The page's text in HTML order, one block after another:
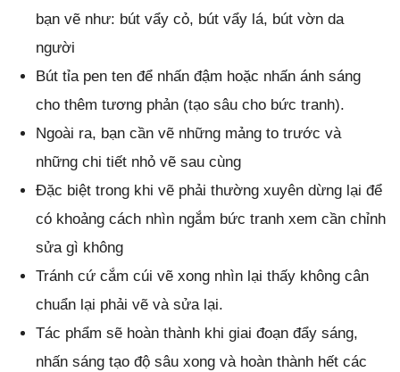
bạn vẽ như: bút vẩy cỏ, bút vẩy lá, bút vờn da
người
Bút tỉa pen ten để nhấn đậm hoặc nhấn ánh sáng
cho thêm tương phản (tạo sâu cho bức tranh).
Ngoài ra, bạn cần vẽ những mảng to trước và
những chi tiết nhỏ vẽ sau cùng
Đặc biệt trong khi vẽ phải thường xuyên dừng lại để
có khoảng cách nhìn ngắm bức tranh xem cần chỉnh
sửa gì không
Tránh cứ cắm cúi vẽ xong nhìn lại thấy không cân
chuẩn lại phải vẽ và sửa lại.
Tác phẩm sẽ hoàn thành khi giai đoạn đẩy sáng,
nhấn sáng tạo độ sâu xong và hoàn thành hết các